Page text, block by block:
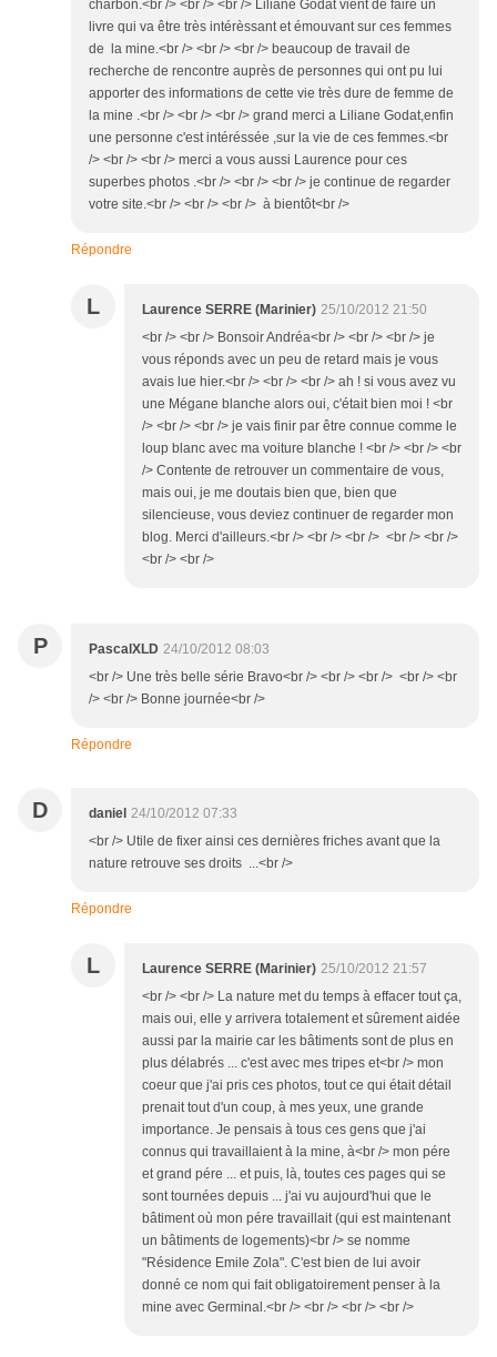
charbon.<br /> <br /> <br /> Liliane Godat vient de faire un
livre qui va être très intérèssant et émouvant sur ces femmes
de la mine.<br /> <br /> <br /> beaucoup de travail de
recherche de rencontre auprès de personnes qui ont pu lui
apporter des informations de cette vie très dure de femme de
la mine .<br /> <br /> <br /> grand merci a Liliane Godat,enfin
une personne c'est intéréssée ,sur la vie de ces femmes.<br
/> <br /> <br /> merci a vous aussi Laurence pour ces
superbes photos .<br /> <br /> <br /> je continue de regarder
votre site.<br /> <br /> <br /> à bientôt<br />
Répondre
L Laurence SERRE (Marinier) 25/10/2012 21:50
<br /> <br /> Bonsoir Andréa<br /> <br /> <br /> je
vous réponds avec un peu de retard mais je vous
avais lue hier.<br /> <br /> <br /> ah ! si vous avez vu
une Mégane blanche alors oui, c'était bien moi ! <br
/> <br /> <br /> je vais finir par être connue comme le
loup blanc avec ma voiture blanche ! <br /> <br /> <br
/> Contente de retrouver un commentaire de vous,
mais oui, je me doutais bien que, bien que
silencieuse, vous deviez continuer de regarder mon
blog. Merci d'ailleurs.<br /> <br /> <br /> <br /> <br />
<br /> <br />
P PascalXLD 24/10/2012 08:03
<br /> Une très belle série Bravo<br /> <br /> <br /> <br /> <br
/> <br /> Bonne journée<br />
Répondre
D daniel 24/10/2012 07:33
<br /> Utile de fixer ainsi ces dernières friches avant que la
nature retrouve ses droits ...<br />
Répondre
L Laurence SERRE (Marinier) 25/10/2012 21:57
<br /> <br /> La nature met du temps à effacer tout ça,
mais oui, elle y arrivera totalement et sûrement aidée
aussi par la mairie car les bâtiments sont de plus en
plus délabrés ... c'est avec mes tripes et<br /> mon
coeur que j'ai pris ces photos, tout ce qui était détail
prenait tout d'un coup, à mes yeux, une grande
importance. Je pensais à tous ces gens que j'ai
connus qui travaillaient à la mine, à<br /> mon pére
et grand pére ... et puis, là, toutes ces pages qui se
sont tournées depuis ... j'ai vu aujourd'hui que le
bâtiment où mon pére travaillait (qui est maintenant
un bâtiments de logements)<br /> se nomme
"Résidence Emile Zola". C'est bien de lui avoir
donné ce nom qui fait obligatoirement penser à la
mine avec Germinal.<br /> <br /> <br /> <br />